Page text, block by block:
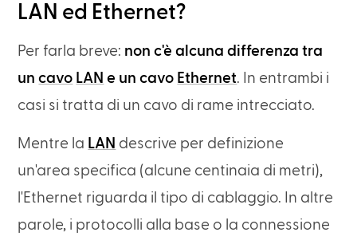
LAN ed Ethernet?
Per farla breve: non c'è alcuna differenza tra
uncavo LAN e un cavo Ethernet. In entrambi i
casi si tratta di un cavo di rame intrecciato.
Mentre la LAN descrive per definizione
un'area specifica (alcune centinaia di metri),
l'Ethernet riguarda il tipo di cablaggio. In altre
parole, i protocolli alla base o la connessione